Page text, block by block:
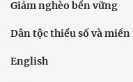
Giảm nghèo bền vững
Dân tộc thiểu số và
English